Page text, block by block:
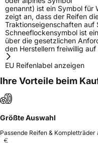
genannt) ist ein Symbol für
zeigt an, dass der Reifen
Traktionseigenschaften auf
Schneeflockensymbol ist
über die gesetzlichen
den Herstellern freiwillig
EU Reifenlabel anzeigen
Ihre Vorteile beim
Größte Auswahl
Passende Reifen &